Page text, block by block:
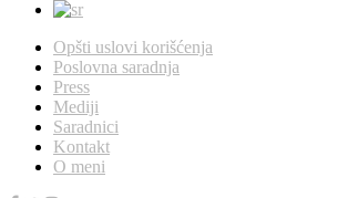
Opšti uslovi korišćenja
Poslovna saradnja
Press
Mediji
Saradnici
Kontakt
O meni